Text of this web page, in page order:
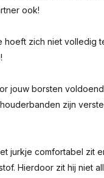
ook!
zich niet volledig
jouw borsten
zijn
jurkje comfortabel zit
Hierdoor zit hij niet